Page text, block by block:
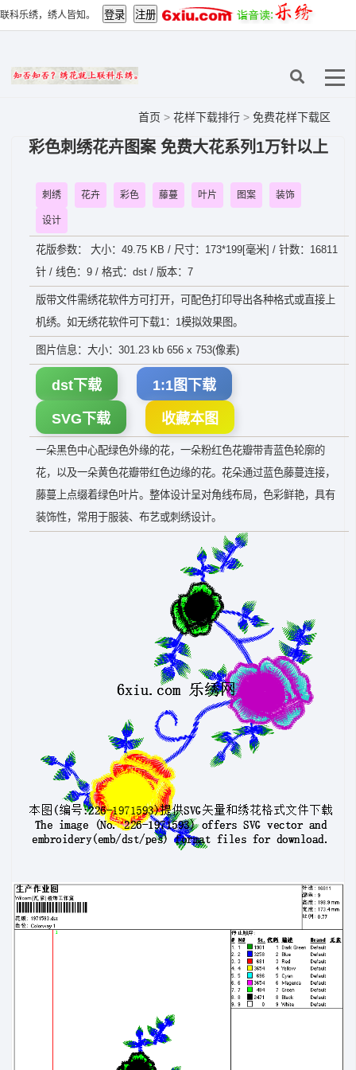
联科乐绣，绣人皆知。
首页 > 花样下载排行 > 免费花样下载区
彩色刺绣花卉图案 免费大花系列1万针以上
刺绣 花卉 彩色 藤蔓 叶片 图案 装饰
设计
花版参数： 大小：49.75 KB / 尺寸：173*199[毫米] / 针数：16811
针 / 线色：9 / 格式：dst / 版本：7
版带文件需绣花软件方可打开，可配色打印导出各种格式或直接上
机绣。如无绣花软件可下载1：1模拟效果图。
图片信息：大小：301.23 kb 656 x 753(像素)
dst下载 1:1图下载
SVG下载 收藏本图
一朵黑色中心配绿色外缘的花，一朵粉红色花瓣带青蓝色轮廓的
花，以及一朵黄色花瓣带红色边缘的花。花朵通过蓝色藤蔓连接，
藤蔓上点缀着绿色叶片。整体设计呈对角线布局，色彩鲜艳，具有
装饰性，常用于服装、布艺或刺绣设计。